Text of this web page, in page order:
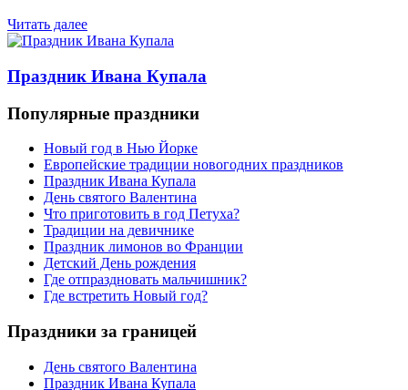
Читать далее
Праздник Ивана Купала
Популярные праздники
Новый год в Нью Йорке
Европейские традиции новогодних праздников
Праздник Ивана Купала
День святого Валентина
Что приготовить в год Петуха?
Традиции на девичнике
Праздник лимонов во Франции
Детский День рождения
Где отпраздновать мальчишник?
Где встретить Новый год?
Праздники за границей
День святого Валентина
Праздник Ивана Купала